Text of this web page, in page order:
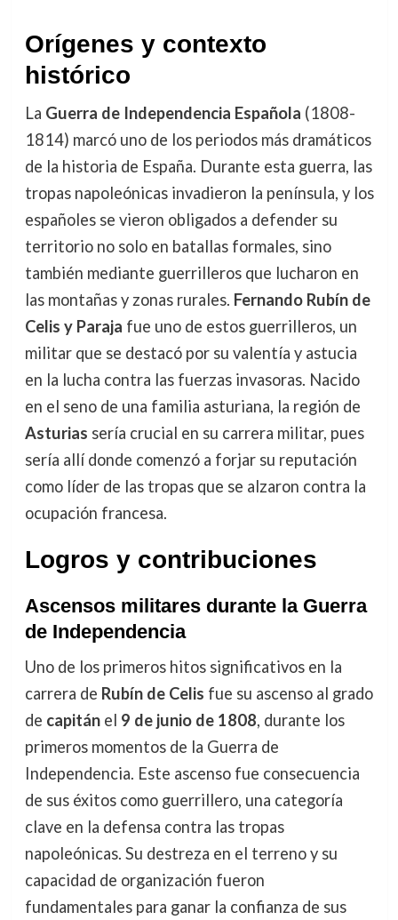
Orígenes y contexto
histórico
La Guerra de Independencia Española (1808-
1814) marcó uno de los periodos más dramáticos
de la historia de España. Durante esta guerra, las
tropas napoleónicas invadieron la península, y los
españoles se vieron obligados a defender su
territorio no solo en batallas formales, sino
también mediante guerrilleros que lucharon en
las montañas y zonas rurales. Fernando Rubín de
Celis y Paraja fue uno de estos guerrilleros, un
militar que se destacó por su valentía y astucia
en la lucha contra las fuerzas invasoras. Nacido
en el seno de una familia asturiana, la región de
Asturias sería crucial en su carrera militar, pues
sería allí donde comenzó a forjar su reputación
como líder de las tropas que se alzaron contra la
ocupación francesa.
Logros y contribuciones
Ascensos militares durante la Guerra
de Independencia
Uno de los primeros hitos significativos en la
carrera de Rubín de Celis fue su ascenso al grado
de capitánel 9 de junio de 1808, durante los
primeros momentos de la Guerra de
Independencia. Este ascenso fue consecuencia
de sus éxitos como guerrillero, una categoría
clave en la defensa contra las tropas
napoleónicas. Su destreza en el terreno y su
capacidad de organización fueron
fundamentales para ganar la confianza de sus